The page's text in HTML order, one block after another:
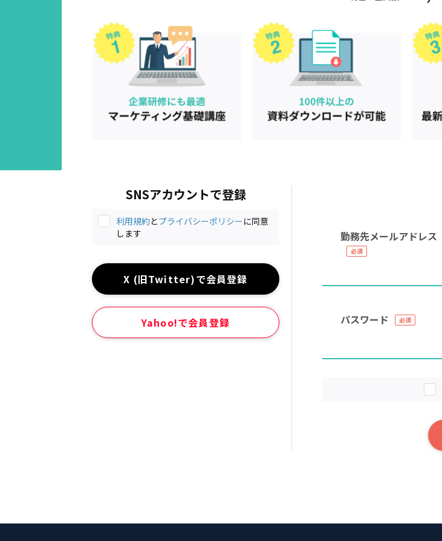
SNSアカウントで登録
利用規約とプライバシーポリシーに同意
します
X (旧Twitter)で会員登録
Yahoo!で会員登録
勤務先メールアドレス
パスワード